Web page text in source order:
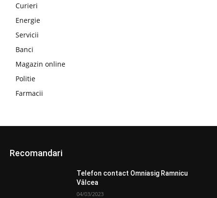
Curieri
Energie
Servicii
Banci
Magazin online
Politie
Farmacii
Recomandari
Telefon contact Omniasig Ramnicu
Vâlcea
04/03/2023